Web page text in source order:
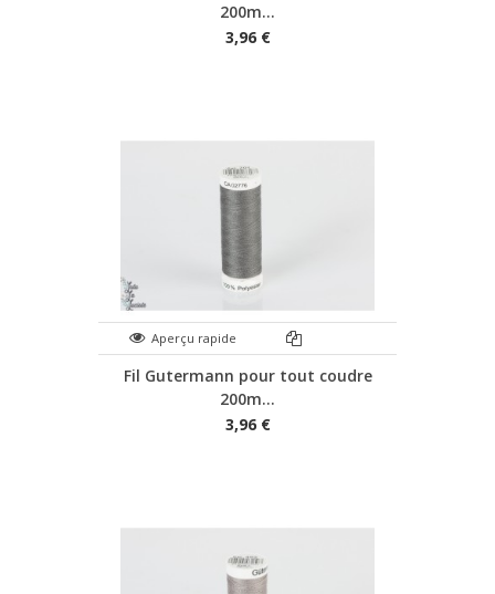
200m...
3,96 €
Aperçu rapide
Fil Gutermann pour tout coudre
200m...
3,96 €